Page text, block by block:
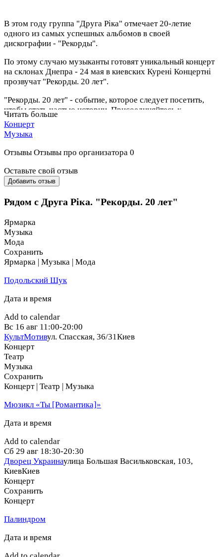
В этом году группа "Друга Ріка" отмечает 20-летие
одного из самых успешных альбомов в своей
дискографии - "Рекорды".
По этому случаю музыканты готовят уникальный концерт
на склонах Днепра - 24 мая в киевских Курені Концертні
прозвучат "Рекорды. 20 лет".
"Рекорды. 20 лет" - событие, которое следует посетить,
чтобы стать частью истории. Присоединяйтесь к
уникальному музыкальному перформансу, наполненному
атмосферой приятной ностальгии и незабываемым
эмоциям.
Читать больше
Концерт
Музыка
Отзывы Отзывы про организатора 0
Оставьте свой отзыв
Добавить отзыв
Рядом с Друга Ріка. "Рекорды. 20 лет"
Ярмарка
Музыка
Мода
Сохранить
Ярмарка | Музыка | Мода
Подольский Шук
Дата и время
Add to calendar
Вс 16 авг 11:00-20:00
КультМотивул. Спасская, 36/31Киев
Концерт
Театр
Музыка
Сохранить
Концерт | Театр | Музыка
Мюзикл «Ты [Романтика]»
Дата и время
Add to calendar
Сб 29 авг 18:30-20:30
Дворец Украинаулица Большая Васильковская, 103,
КиевКиев
Концерт
Сохранить
Концерт
Палиндром
Дата и время